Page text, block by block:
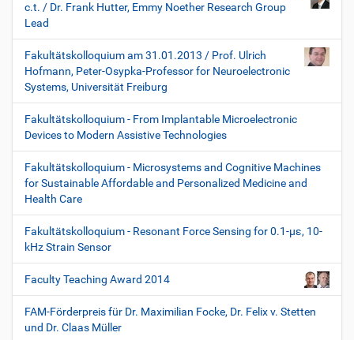
c.t. / Dr. Frank Hutter, Emmy Noether Research Group
Lead
Fakultätskolloquium am 31.01.2013 / Prof. Ulrich
Hofmann, Peter-Osypka-Professor for Neuroelectronic
Systems, Universität Freiburg
Fakultätskolloquium - From Implantable Microelectronic
Devices to Modern Assistive Technologies
Fakultätskolloquium - Microsystems and Cognitive Machines
for Sustainable Affordable and Personalized Medicine and
Health Care
Fakultätskolloquium - Resonant Force Sensing for 0.1-µε, 10-
kHz Strain Sensor
Faculty Teaching Award 2014
FAM-Förderpreis für Dr. Maximilian Focke, Dr. Felix v. Stetten
und Dr. Claas Müller